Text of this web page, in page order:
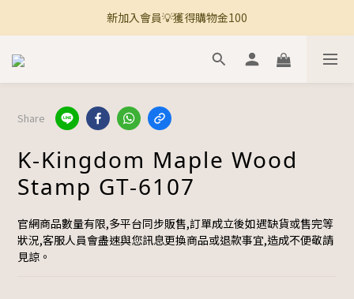
🚚 全館滿800免運 🚚
新加入會員💡獲得購物金100
🚚 全館滿800免運 🚚
Share
K-Kingdom Maple Wood
Stamp GT-6107
官網商品數量有限,多平台同步販售,訂單成立後如遇缺貨或售完等
狀況,客服人員會盡速與您訊息更換商品或退款事宜,造成不便敬請
見諒。